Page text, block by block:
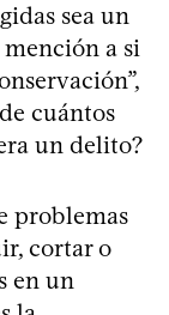
sea un
mención a si
cuántos
un delito?
problemas
cortar o
en un